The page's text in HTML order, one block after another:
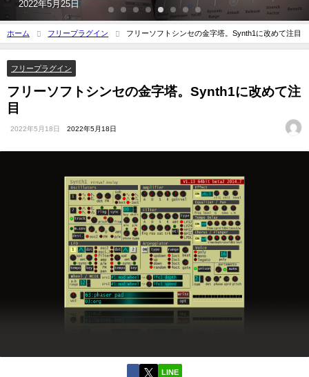
2022年9月8日
ホーム フリープラグイン フリーソフトシンセの金字塔。Synth1に改めて注目
フリープラグイン
フリーソフトシンセの金字塔。Synth1に改めて注
目
2022年5月18日 2022年5月18日
LINE